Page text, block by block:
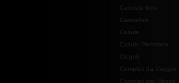
Candele finte
Candelieri
Casule
Casule Pietrobon
Cingoli
Completi da Viaggio
Completi per Messa